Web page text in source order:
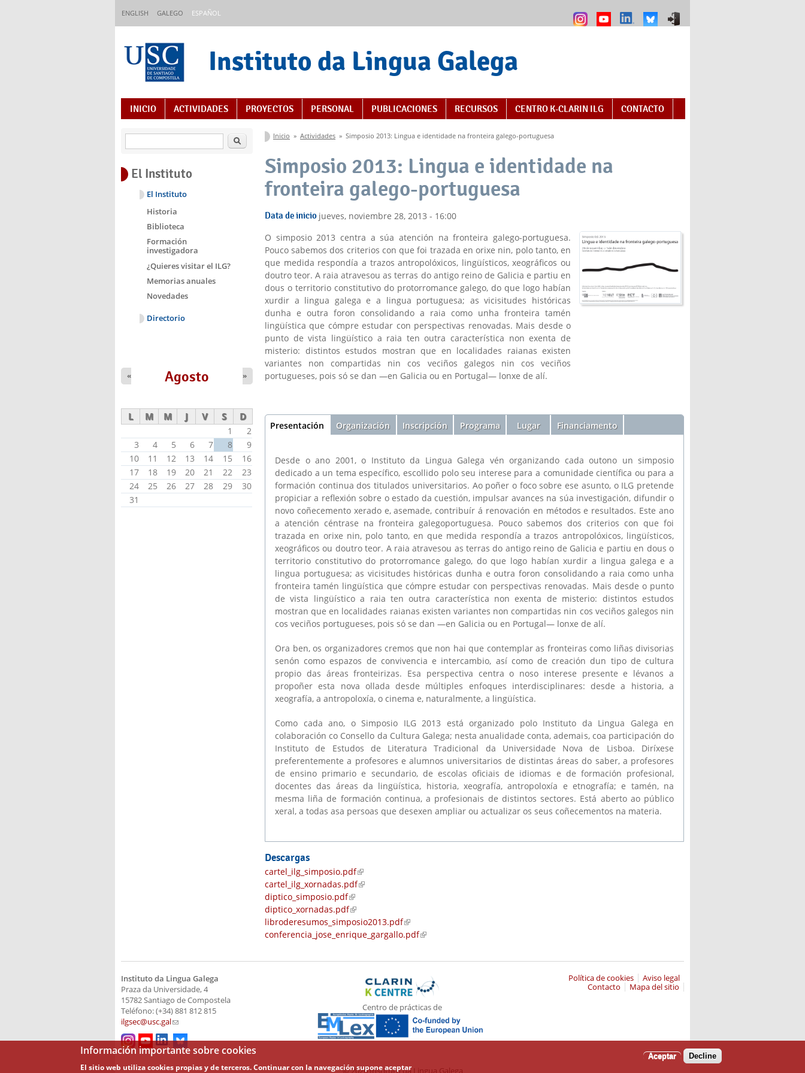
ENGLISH GALEGO ESPAÑOL
Instituto da Lingua Galega
Índice de contenidos
INICIO ACTIVIDADES PROYECTOS PERSONAL PUBLICACIONES RECURSOS CENTRO K-CLARIN ILG CONTACTO
Se encuentra usted aquí
Inicio » Actividades » Simposio 2013: Lingua e identidade na fronteira galego-portuguesa
Simposio 2013: Lingua e identidade na
fronteira galego-portuguesa
Data de inicio jueves, noviembre 28, 2013 - 16:00
O simposio 2013 centra a súa atención na fronteira galego-portuguesa.
Pouco sabemos dos criterios con que foi trazada en orixe nin, polo tanto, en
que medida respondía a trazos antropolóxicos, lingüísticos, xeográficos ou
doutro teor. A raia atravesou as terras do antigo reino de Galicia e partiu en
dous o territorio constitutivo do protorromance galego, do que logo habían
xurdir a lingua galega e a lingua portuguesa; as vicisitudes históricas
dunha e outra foron consolidando a raia como unha fronteira tamén
lingüística que cómpre estudar con perspectivas renovadas. Mais desde o
punto de vista lingüístico a raia ten outra característica non exenta de
misterio: distintos estudos mostran que en localidades raianas existen
variantes non compartidas nin cos veciños galegos nin cos veciños
portugueses, pois só se dan —en Galicia ou en Portugal— lonxe de alí.
Sección
Presentación (solapa
activa)
Organización Inscripción Programa Lugar Financiamento
Desde o ano 2001, o Instituto da Lingua Galega vén organizando cada outono un simposio
dedicado a un tema específico, escollido polo seu interese para a comunidade científica ou para a
formación continua dos titulados universitarios. Ao poñer o foco sobre ese asunto, o ILG pretende
propiciar a reflexión sobre o estado da cuestión, impulsar avances na súa investigación, difundir o
novo coñecemento xerado e, asemade, contribuír á renovación en métodos e resultados. Este ano
a atención céntrase na fronteira galegoportuguesa. Pouco sabemos dos criterios con que foi
trazada en orixe nin, polo tanto, en que medida respondía a trazos antropolóxicos, lingüísticos,
xeográficos ou doutro teor. A raia atravesou as terras do antigo reino de Galicia e partiu en dous o
territorio constitutivo do protorromance galego, do que logo habían xurdir a lingua galega e a
lingua portuguesa; as vicisitudes históricas dunha e outra foron consolidando a raia como unha
fronteira tamén lingüística que cómpre estudar con perspectivas renovadas. Mais desde o punto
de vista lingüístico a raia ten outra característica non exenta de misterio: distintos estudos
mostran que en localidades raianas existen variantes non compartidas nin cos veciños galegos nin
cos veciños portugueses, pois só se dan —en Galicia ou en Portugal— lonxe de alí.
Ora ben, os organizadores cremos que non hai que contemplar as fronteiras como liñas divisorias
senón como espazos de convivencia e intercambio, así como de creación dun tipo de cultura
propio das áreas fronteirizas. Esa perspectiva centra o noso interese presente e lévanos a
propoñer esta nova ollada desde múltiples enfoques interdisciplinares: desde a historia, a
xeografía, a antropoloxía, o cinema e, naturalmente, a lingüística.
Como cada ano, o Simposio ILG 2013 está organizado polo Instituto da Lingua Galega en
colaboración co Consello da Cultura Galega; nesta anualidade conta, ademais, coa participación do
Instituto de Estudos de Literatura Tradicional da Universidade Nova de Lisboa. Diríxese
preferentemente a profesores e alumnos universitarios de distintas áreas do saber, a profesores
de ensino primario e secundario, de escolas oficiais de idiomas e de formación profesional,
docentes das áreas da lingüística, historia, xeografía, antropoloxía e etnografía; e tamén, na
mesma liña de formación continua, a profesionais de distintos sectores. Está aberto ao público
xeral, a todas asa persoas que desexen ampliar ou actualizar os seus coñecementos na materia.
Descargas
cartel_ilg_simposio.pdf(link is external)
cartel_ilg_xornadas.pdf(link is external)
diptico_simposio.pdf(link is external)
diptico_xornadas.pdf(link is external)
libroderesumos_simposio2013.pdf(link is external)
conferencia_jose_enrique_gargallo.pdf(link is external)
Buscar
El Instituto
El Instituto
Historia
Biblioteca
Formación
investigadora
¿Quieres visitar el ILG?
Memorias anuales
Novedades
Directorio
Agosto
« »
L M M J V S D
1
2
3
4 5 6 7 8
9
10
11 12 13 14 15
16
17
18 19 20 21 22
23
24
25 26 27 28 29
30
31
Instituto da Lingua Galega
Praza da Universidade, 4
15782 Santiago de Compostela
Teléfono: (+34) 881 812 815
ilgsec@usc.gal(link sends e-mail)
Centro de prácticas de
Aviso legal
Política de cookies
Mapa del sitio
Contacto
© 2026 Instituto da Lingua Galega
Información importante sobre cookies
El sitio web utiliza cookies propias y de terceros. Continuar con la navegación supone aceptar
Aceptar Decline